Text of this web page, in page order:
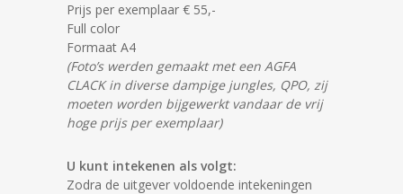
Prijs per exemplaar € 55,-
Full color
Formaat A4
(Foto’s werden gemaakt met een AGFA
CLACK in diverse dampige jungles, QPO, zij
moeten worden bijgewerkt vandaar de vrij
hoge prijs per exemplaar)
U kunt intekenen als volgt:
Zodra de uitgever voldoende intekeningen